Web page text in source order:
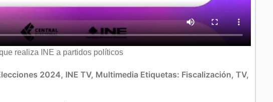
realiza INE a partidos políticos
2024, INE TV, Multimedia Etiquetas: Fiscalización, TV,